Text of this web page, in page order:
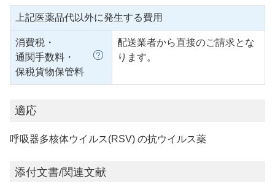
上記医薬品代以外に発生する費用
消費税・
通関手数料・
保税貨物保管料
配送業者から直接のご請求とな
ります。
適応
呼吸器多核体ウイルス(RSV) の抗ウイルス薬
添付文書/関連文献